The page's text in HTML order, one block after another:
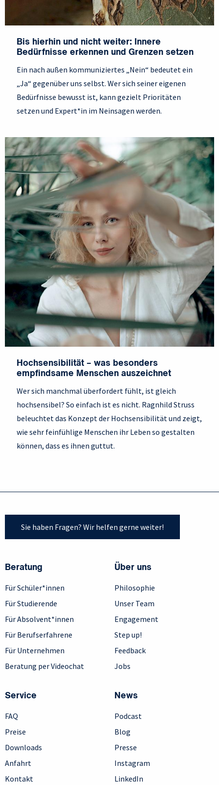
Bis hierhin und nicht weiter: Innere
Bedürfnisse erkennen und Grenzen setzen
Ein nach außen kommuniziertes „Nein“ bedeutet ein
„Ja“ gegenüber uns selbst. Wer sich seiner eigenen
Bedürfnisse bewusst ist, kann gezielt Prioritäten
setzen und Expert*in im Neinsagen werden.
Hochsensibilität – was besonders
empfindsame Menschen auszeichnet
Wer sich manchmal überfordert fühlt, ist gleich
hochsensibel? So einfach ist es nicht. Ragnhild Struss
beleuchtet das Konzept der Hochsensibilität und zeigt,
wie sehr feinfühlige Menschen ihr Leben so gestalten
können, dass es ihnen guttut.
Sie haben Fragen? Wir helfen gerne weiter!
Beratung
Für Schüler*innen
Für Studierende
Für Absolvent*innen
Für Berufserfahrene
Für Unternehmen
Beratung per Videochat
Über uns
Philosophie
Unser Team
Engagement
Step up!
Feedback
Jobs
Service
FAQ
Preise
Downloads
Anfahrt
Kontakt
News
Podcast
Blog
Presse
Instagram
LinkedIn